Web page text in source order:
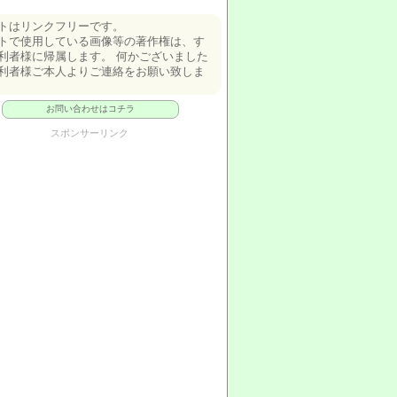
はリンクフリーです。
で使用している画像等の著作権は、す
者様に帰属します。 何かございました
者様ご本人よりご連絡をお願い致しま
お問い合わせはコチラ
スポンサーリンク